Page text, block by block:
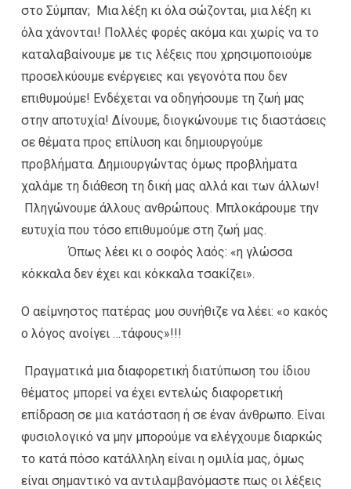
στο Σύμπαν; Μια λέξη κι όλα σώζονται, μια λέξη κι
όλα χάνονται! Πολλές φορές ακόμα και χωρίς να το
καταλαβαίνουμε με τις λέξεις που χρησιμοποιούμε
προσελκύουμε ενέργειες και γεγονότα που δεν
επιθυμούμε! Ενδέχεται να οδηγήσουμε τη ζωή μας
στην αποτυχία! Δίνουμε, διογκώνουμε τις διαστάσεις
σε θέματα προς επίλυση και δημιουργούμε
προβλήματα. Δημιουργώντας όμως προβλήματα
χαλάμε τη διάθεση τη δική μας αλλά και των άλλων!
Πληγώνουμε άλλους ανθρώπους. Μπλοκάρουμε την
ευτυχία που τόσο επιθυμούμε στη ζωή μας.
Όπως λέει κι ο σοφός λαός: «η γλώσσα
κόκκαλα δεν έχει και κόκκαλα τσακίζει».
Ο αείμνηστος πατέρας μου συνήθιζε να λέει: «ο κακός
ο λόγος ανοίγει …τάφους»!!!
Πραγματικά μια διαφορετική διατύπωση του ίδιου
θέματος μπορεί να έχει εντελώς διαφορετική
επίδραση σε μια κατάσταση ή σε έναν άνθρωπο. Είναι
φυσιολογικό να μην μπορούμε να ελέγχουμε διαρκώς
το κατά πόσο κατάλληλη είναι η ομιλία μας, όμως
είναι σημαντικό να αντιλαμβανόμαστε πως οι λέξεις